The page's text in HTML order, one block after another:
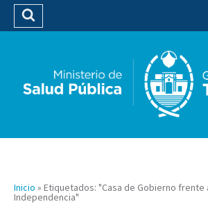
Biblioteca
Buscar
Inicio » Etiquetados: "Casa de Gobierno frente
Independencia"